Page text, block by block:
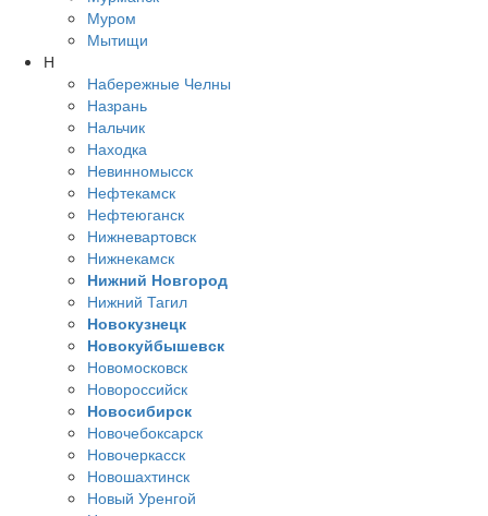
Муром
Мытищи
Н
Набережные Челны
Назрань
Нальчик
Находка
Невинномысск
Нефтекамск
Нефтеюганск
Нижневартовск
Нижнекамск
Нижний Новгород
Нижний Тагил
Новокузнецк
Новокуйбышевск
Новомосковск
Новороссийск
Новосибирск
Новочебоксарск
Новочеркасск
Новошахтинск
Новый Уренгой